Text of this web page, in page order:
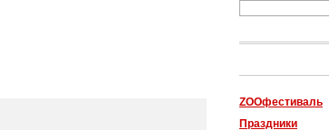
ZOOфестиваль
Праздники